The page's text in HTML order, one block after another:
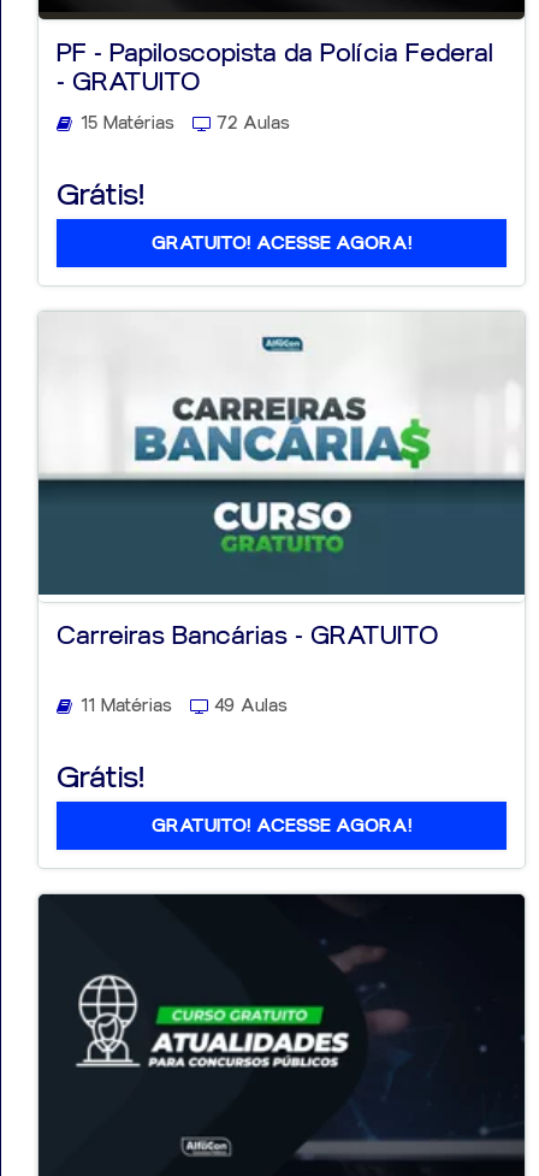
Aprovados
Notícias
AO
PF - Papiloscopista da Polícia Federal
- GRATUITO
15 Matérias 72 Aulas
Grátis!
GRATUITO! ACESSE AGORA!
Carreiras Bancárias - GRATUITO
11 Matérias 49 Aulas
Grátis!
GRATUITO! ACESSE AGORA!